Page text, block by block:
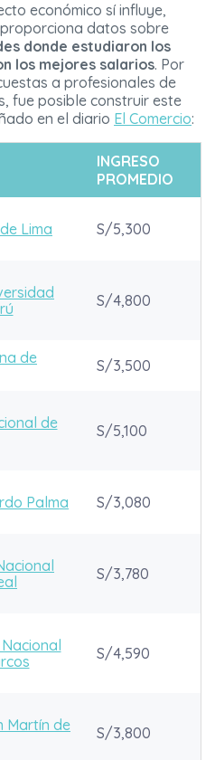
económico sí influye,
datos sobre
donde estudiaron los
los mejores salarios. Por
a profesionales de
fue posible construir este
en el diario El Comercio:
INGRESO
PROMEDIO
Lima S/5,300
S/4,800
de
S/3,500
de
S/5,100
Palma S/3,080
S/3,780
S/4,590
Martín de
S/3,800